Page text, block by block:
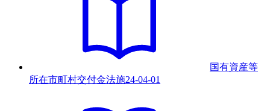
国有資産等
所在市町村交付金法施24-04-01